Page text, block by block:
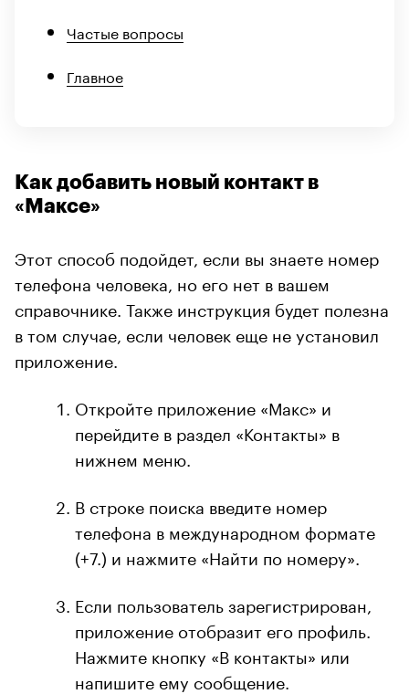
Частые вопросы
Главное
Как добавить новый контакт в
«Максе»
Этот способ подойдет, если вы знаете номер
телефона человека, но его нет в вашем
справочнике. Также инструкция будет полезна
в том случае, если человек еще не установил
приложение.
Откройте приложение «Макс» и
перейдите в раздел «Контакты» в
нижнем меню.
В строке поиска введите номер
телефона в международном формате
(+7.) и нажмите «Найти по номеру».
Если пользователь зарегистрирован,
приложение отобразит его профиль.
Нажмите кнопку «В контакты» или
напишите ему сообщение.